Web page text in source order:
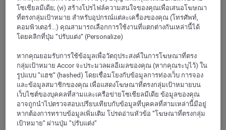
โซเชียลมีเดีย; (vi) สร้างโปรไฟล์ความสนใจของคุณเพื่อเสนอโฆษณา
ที่ตรงกลุ่มเป้าหมาย สำหรับอุปกรณ์แต่ละเครื่องของคุณ (โทรศัพท์,
คอมพิวเตอร์...) คุณสามารถเลือกการใช้งานที่แตกต่างกันเหล่านี้ได้
โดยคลิกที่ปุ่ม "ปรับแต่ง" (Personalize)
หากคุณยอมรับการใช้ข้อมูลเพื่อวัตถุประสงค์ในการโฆษณาที่ตรง
กลุ่มเป้าหมาย Accor จะประมวลผลอีเมลของคุณ (หากคุณระบุไว้) ใน
รูปแบบ "แฮช" (hashed) โดยเชื่อมโยงกับข้อมูลการท่องเว็บ การจอง
และข้อมูลสมาชิกของคุณ เพื่อแสดงโฆษณาที่ตรงกลุ่มเป้าหมายบน
เว็บไซต์ของบุคคลที่สามและเครือข่ายโซเชียลมีเดีย ข้อมูลของคุณ
อาจถูกนำไปตรวจสอบเปรียบเทียบกับข้อมูลที่บุคคลที่สามเหล่านี้มีอยู่
หากต้องการทราบข้อมูลเพิ่มเติม โปรดอ่านหัวข้อ "โฆษณาที่ตรงกลุ่ม
เป้าหมาย" ผ่านปุ่ม "ปรับแต่ง"